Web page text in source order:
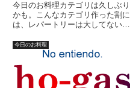
今日のお料理カテゴリは久しぶり
かも。こんなカテゴリ作った割に
は、レパートリーは大してないの
保守的な男である。新しいレパー
トリーを増やすつもりが、ないの
だ。トマト料理は、作れない。炊
き込みご飯は、作れない。煮物
は...
今日のお料理